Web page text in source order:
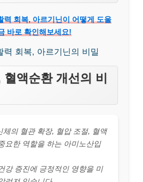
력 회복, 아르기닌이 어떻게 도울
바로 확인해보세요!
력 회복, 아르기닌의 비밀
액순환 개선의 비
체의 혈관 확장, 혈압 조절, 혈액
요한 역할을 하는 아미노산입
강 증진에 긍정적인 영향을 미